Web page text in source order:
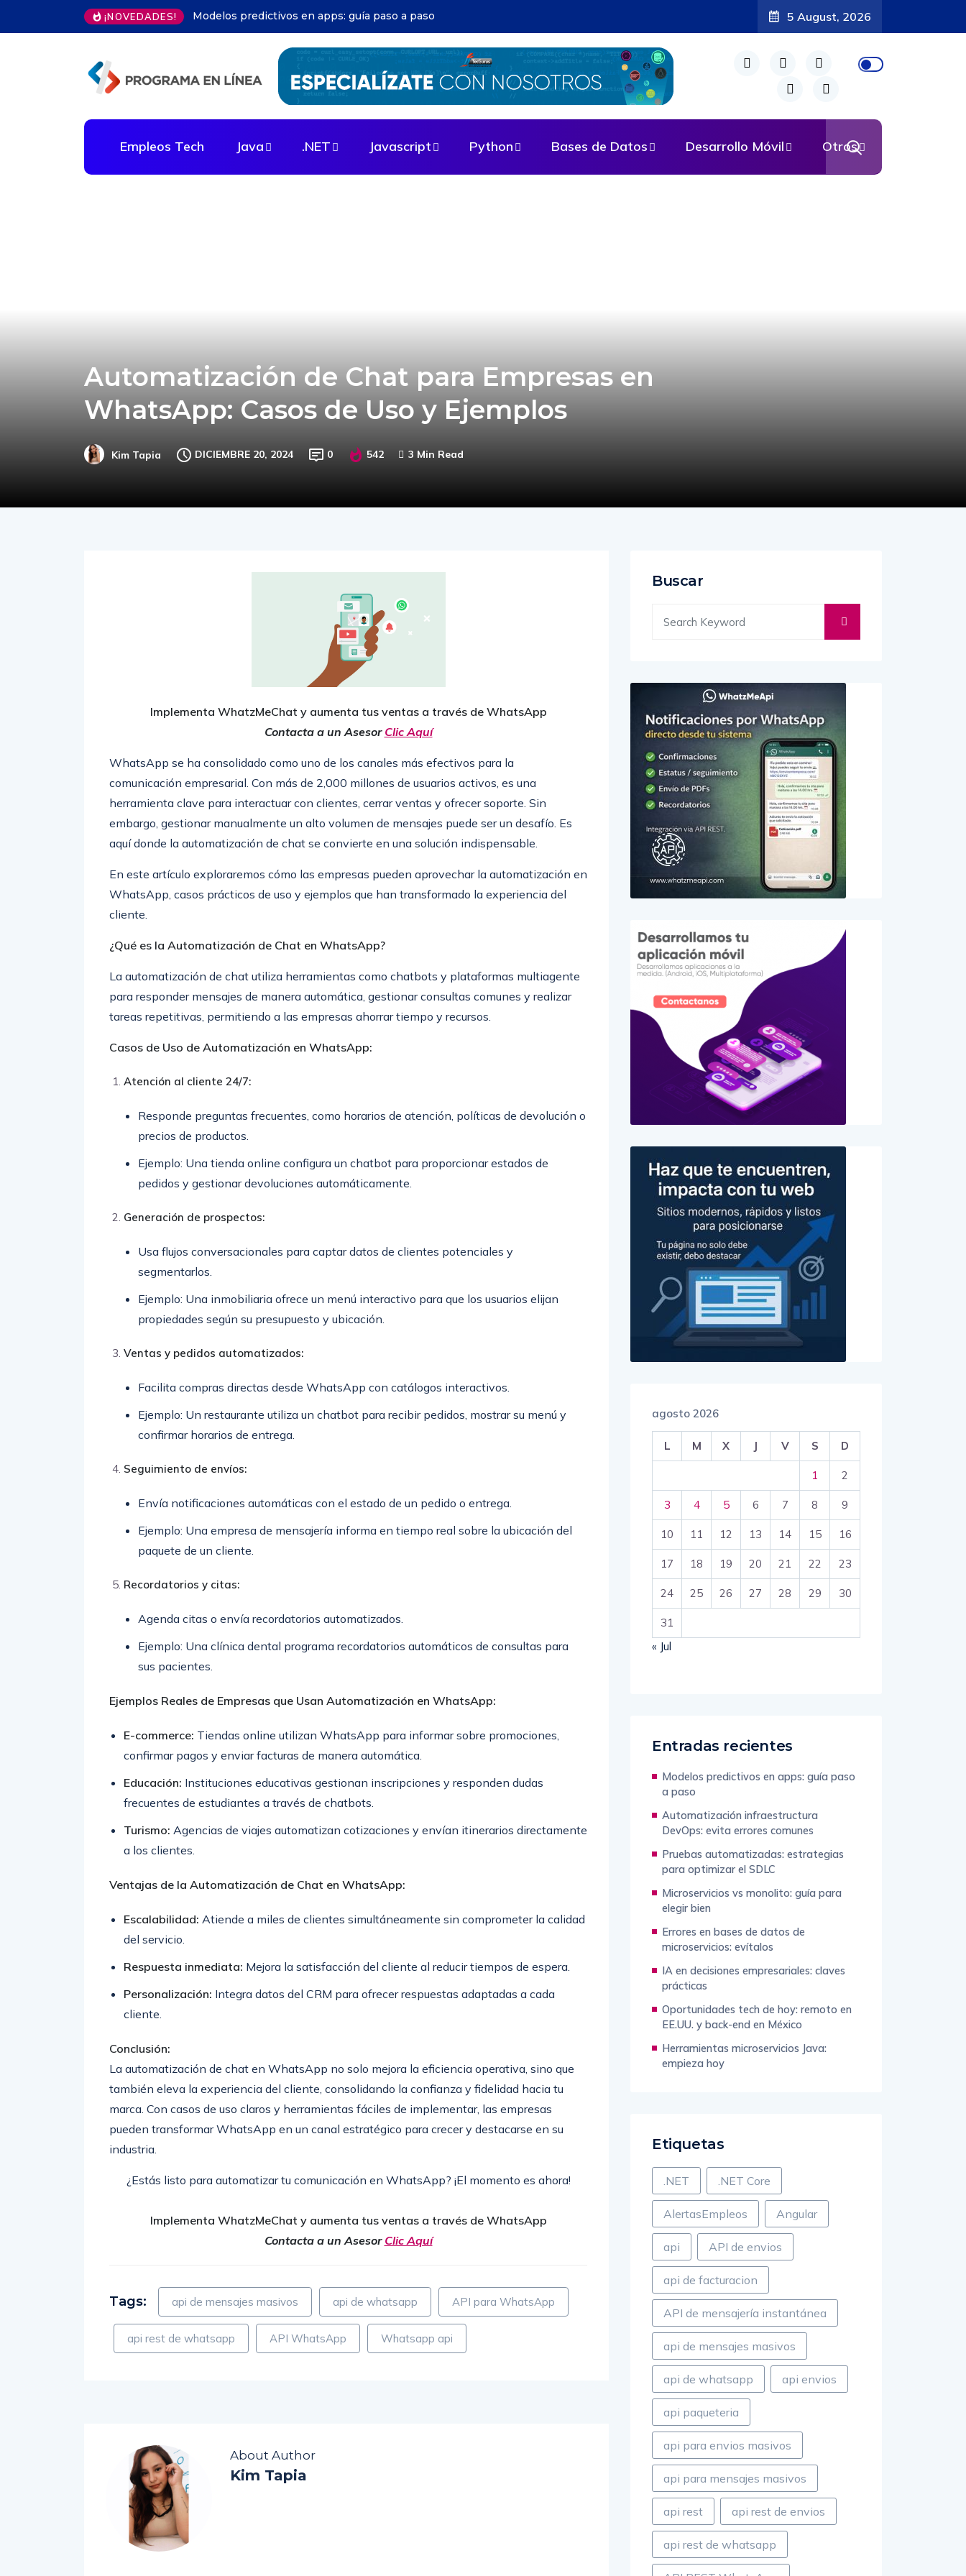
¡NOVEDADES! Automatización infraestructura DevOps: evita errores comunes 5 August, 2026
Empleos Tech Java .NET Javascript Python Bases de Datos Desarrollo Móvil Otros
Automatización de Chat para Empresas en
WhatsApp: Casos de Uso y Ejemplos
Kim Tapia DICIEMBRE 20, 2024 0 542 3 Min Read
Implementa WhatzMeChat y aumenta tus ventas a través de WhatsApp
Contacta a un Asesor Clic Aquí
WhatsApp se ha consolidado como uno de los canales más efectivos para la
comunicación empresarial. Con más de 2,000 millones de usuarios activos, es una
herramienta clave para interactuar con clientes, cerrar ventas y ofrecer soporte. Sin
embargo, gestionar manualmente un alto volumen de mensajes puede ser un desafío. Es
aquí donde la automatización de chat se convierte en una solución indispensable.
En este artículo exploraremos cómo las empresas pueden aprovechar la automatización en
WhatsApp, casos prácticos de uso y ejemplos que han transformado la experiencia del
cliente.
¿Qué es la Automatización de Chat en WhatsApp?
La automatización de chat utiliza herramientas como chatbots y plataformas multiagente
para responder mensajes de manera automática, gestionar consultas comunes y realizar
tareas repetitivas, permitiendo a las empresas ahorrar tiempo y recursos.
Casos de Uso de Automatización en WhatsApp:
Atención al cliente 24/7:
Responde preguntas frecuentes, como horarios de atención, políticas de devolución o
precios de productos.
Ejemplo: Una tienda online configura un chatbot para proporcionar estados de
pedidos y gestionar devoluciones automáticamente.
Generación de prospectos:
Usa flujos conversacionales para captar datos de clientes potenciales y
segmentarlos.
Ejemplo: Una inmobiliaria ofrece un menú interactivo para que los usuarios elijan
propiedades según su presupuesto y ubicación.
Ventas y pedidos automatizados:
Facilita compras directas desde WhatsApp con catálogos interactivos.
Ejemplo: Un restaurante utiliza un chatbot para recibir pedidos, mostrar su menú y
confirmar horarios de entrega.
Seguimiento de envíos:
Envía notificaciones automáticas con el estado de un pedido o entrega.
Ejemplo: Una empresa de mensajería informa en tiempo real sobre la ubicación del
paquete de un cliente.
Recordatorios y citas:
Agenda citas o envía recordatorios automatizados.
Ejemplo: Una clínica dental programa recordatorios automáticos de consultas para
sus pacientes.
Ejemplos Reales de Empresas que Usan Automatización en WhatsApp:
E-commerce: Tiendas online utilizan WhatsApp para informar sobre promociones,
confirmar pagos y enviar facturas de manera automática.
Educación: Instituciones educativas gestionan inscripciones y responden dudas
frecuentes de estudiantes a través de chatbots.
Turismo: Agencias de viajes automatizan cotizaciones y envían itinerarios directamente
a los clientes.
Ventajas de la Automatización de Chat en WhatsApp:
Escalabilidad: Atiende a miles de clientes simultáneamente sin comprometer la calidad
del servicio.
Respuesta inmediata: Mejora la satisfacción del cliente al reducir tiempos de espera.
Personalización: Integra datos del CRM para ofrecer respuestas adaptadas a cada
cliente.
Conclusión:
La automatización de chat en WhatsApp no solo mejora la eficiencia operativa, sino que
también eleva la experiencia del cliente, consolidando la confianza y fidelidad hacia tu
marca. Con casos de uso claros y herramientas fáciles de implementar, las empresas
pueden transformar WhatsApp en un canal estratégico para crecer y destacarse en su
industria.
¿Estás listo para automatizar tu comunicación en WhatsApp? ¡El momento es ahora!
Implementa WhatzMeChat y aumenta tus ventas a través de WhatsApp
Contacta a un Asesor Clic Aquí
Tags: api de mensajes masivos api de whatsapp API para WhatsApp
api rest de whatsapp API WhatsApp Whatsapp api
About Author
Kim Tapia
Buscar
agosto 2026
L M X J V S D
1 2
3 4 5 6 7 8 9
10 11 12 13 14 15 16
17 18 19 20 21 22 23
24 25 26 27 28 29 30
31
« Jul
Entradas recientes
Modelos predictivos en apps: guía paso
a paso
Automatización infraestructura
DevOps: evita errores comunes
Pruebas automatizadas: estrategias
para optimizar el SDLC
Microservicios vs monolito: guía para
elegir bien
Errores en bases de datos de
microservicios: evítalos
IA en decisiones empresariales: claves
prácticas
Oportunidades tech de hoy: remoto en
EE.UU. y back-end en México
Herramientas microservicios Java:
empieza hoy
Etiquetas
.NET .NET Core
AlertasEmpleos Angular
api API de envios
api de facturacion
API de mensajería instantánea
api de mensajes masivos
api de whatsapp api envios
api paqueteria
api para envios masivos
api para mensajes masivos
api rest api rest de envios
api rest de whatsapp